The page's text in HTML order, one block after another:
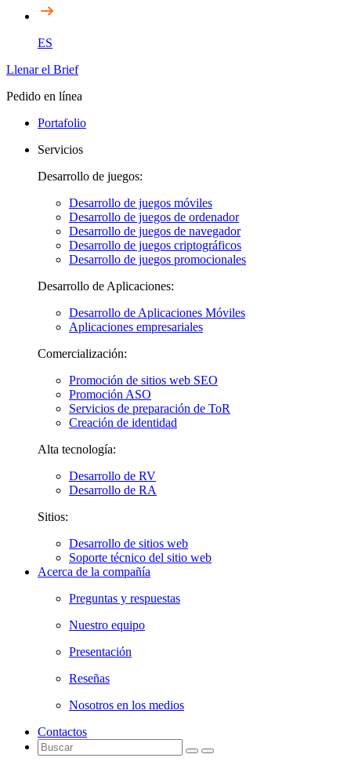
ES
Llenar el Brief
Pedido en línea
Portafolio
Servicios
Desarrollo de juegos:
Desarrollo de juegos móviles
Desarrollo de juegos de ordenador
Desarrollo de juegos de navegador
Desarrollo de juegos criptográficos
Desarrollo de juegos promocionales
Desarrollo de Aplicaciones:
Desarrollo de Aplicaciones Móviles
Aplicaciones empresariales
Comercialización:
Promoción de sitios web SEO
Promoción ASO
Servicios de preparación de ToR
Creación de identidad
Alta tecnología:
Desarrollo de RV
Desarrollo de RA
Sitios:
Desarrollo de sitios web
Soporte técnico del sitio web
Acerca de la compañía
Preguntas y respuestas
Nuestro equipo
Presentación
Reseñas
Nosotros en los medios
Contactos